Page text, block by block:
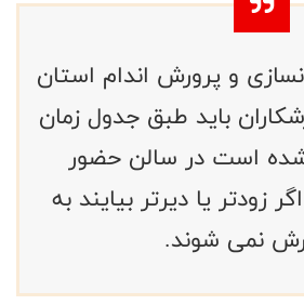
و پرورش اندام استان
باید طبق جدول زمان
شده است در سالن حضور
زودتر یا دیرتر بیایند به
نمی شوند.